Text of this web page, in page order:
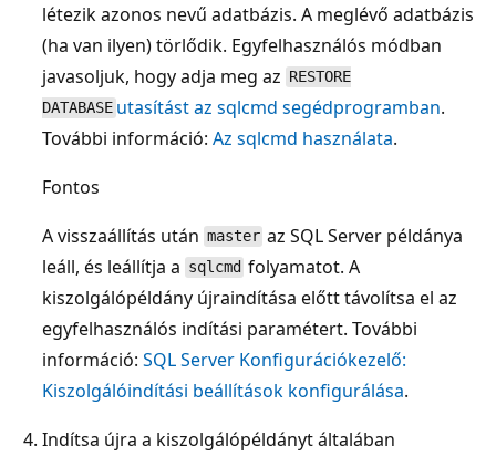
létezik azonos nevű adatbázis. A meglévő adatbázis
(ha van ilyen) törlődik. Egyfelhasználós módban
javasoljuk, hogy adja meg az RESTORE
DATABASE utasítást az sqlcmd segédprogramban.
További információ: Az sqlcmd használata.
Fontos
A visszaállítás után master az SQL Server példánya
leáll, és leállítja a sqlcmd folyamatot. A
kiszolgálópéldány újraindítása előtt távolítsa el az
egyfelhasználós indítási paramétert. További
információ: SQL Server Konfigurációkezelő:
Kiszolgálóindítási beállítások konfigurálása.
Indítsa újra a kiszolgálópéldányt általában